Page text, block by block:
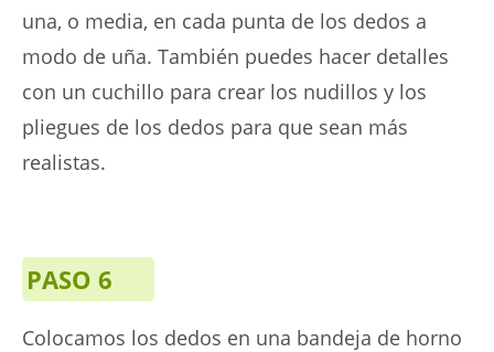
una, o media, en cada punta de los dedos a
modo de uña. También puedes hacer detalles
con un cuchillo para crear los nudillos y los
pliegues de los dedos para que sean más
realistas.
PASO 6
Colocamos los dedos en una bandeja de horno